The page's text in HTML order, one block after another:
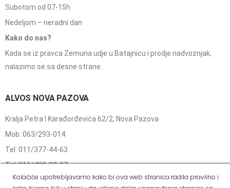
Subotom od 07-15h
Nedeljom – neradni dan
Kako do nas?
Kada se iz pravca Zemuna udje u Batajnicu i prodje nadvoznjak,
nalazimo se sa desne strane.
ALVOS NOVA PAZOVA
Kralja Petra I Karađorđevića 62/2, Nova Pazova
Mob: 063/293-014
Tel: 011/377-44-63
Tel: 011/420-88-97
novapazova@alvos.rs
Kolačiće upotrebljavamo kako bi ova web stranica radila pravilno i